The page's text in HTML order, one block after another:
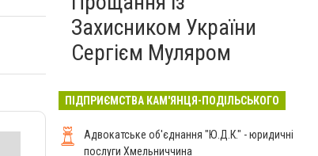
Захисником України
Сергієм Муляром
ПІДПРИЄМСТВА КАМ'ЯНЦЯ-ПОДІЛЬСЬКОГО
Адвокатське об'єднання "Ю.Д.К." - юридичні
послуги Хмельниччина